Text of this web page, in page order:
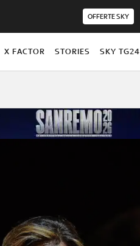
OFFERTE SKY
X FACTOR STORIES SKY TG24